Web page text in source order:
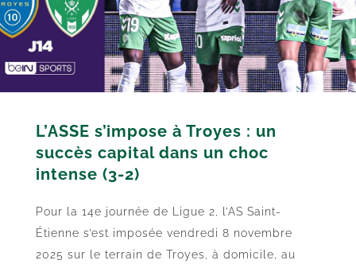
L’ASSE s’impose à Troyes : un
succès capital dans un choc
intense (3-2)
Pour la 14e journée de Ligue 2, l’AS Saint-
Étienne s’est imposée vendredi 8 novembre
2025 sur le terrain de Troyes, à domicile, au